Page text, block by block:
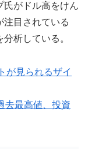
氏がドル高をけん
注目されている
析している。
が見られるザイ
去最高値、投資